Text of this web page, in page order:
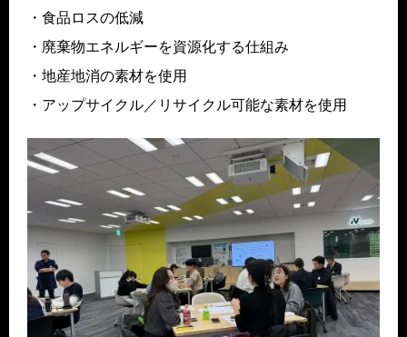
・食品ロスの低減
・廃棄物エネルギーを資源化する仕組み
・地産地消の素材を使用
・アップサイクル／リサイクル可能な素材を使用